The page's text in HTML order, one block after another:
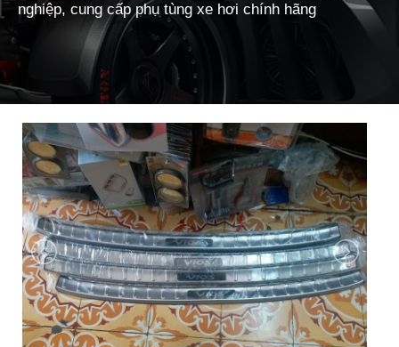
nghiệp, cung cấp phụ tùng xe hơi chính hãng